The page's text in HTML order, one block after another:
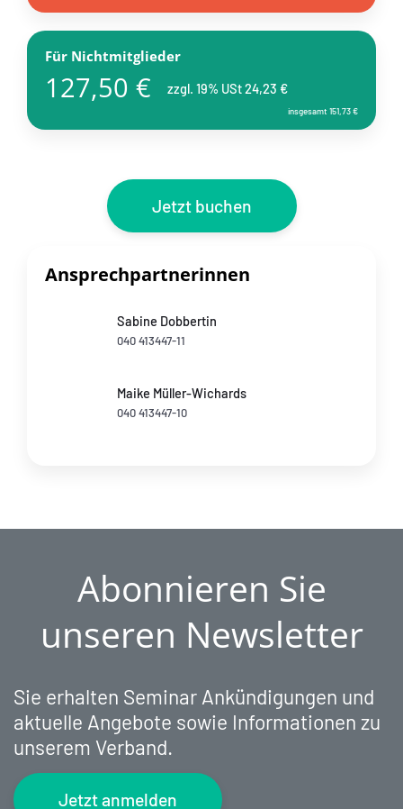
Für Nichtmitglieder
127,50 € zzgl. 19% USt 24,23 €
insgesamt 151,73 €
Jetzt buchen
Ansprechpartnerinnen
Sabine Dobbertin
040 413447-11
Maike Müller-Wichards
040 413447-10
Abonnieren Sie
unseren Newsletter
Sie erhalten Seminar Ankündigungen und
aktuelle Angebote sowie Informationen zu
unserem Verband.
Jetzt anmelden